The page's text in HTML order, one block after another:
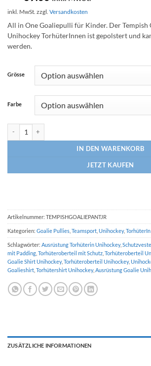
inkl. MwSt. zzgl. Versandkosten
All in One Goaliepulli für Kinder. Der
Unihockey TorhüterInnen ist gepolstert und
werden.
Grösse
Farbe
IN DEN WARENKORB
JETZT KAUFEN
Artikelnummer: TEMPISHGOALIEPANTJR
Kategorien: Goalie Pullies Teamsport Unihockey,
Schlagwörter: Ausrüstung Torhüterin Unihockey,
mit Padding Torhüteroberteil mit Schutz Torhüteroberteil
Goalie Shirt Unihockey, Torhüteroberteil Unihockey,
Goalieshirt Torhütershirt Unihockey, Ausrüstung Goalie
ZUSÄTZLICHE INFORMATIONEN